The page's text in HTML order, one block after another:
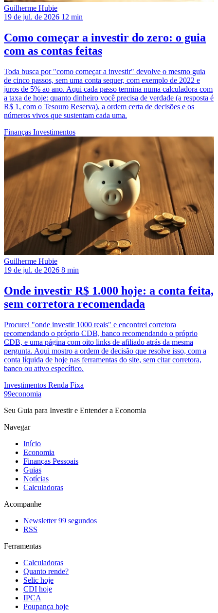
Guilherme Hubie
19 de jul. de 2026 12 min
Como começar a investir do zero: o guia
com as contas feitas
Toda busca por "como começar a investir" devolve o mesmo guia
de cinco passos, sem uma conta sequer, com exemplo de 2022 e
juros de 5% ao ano. Aqui cada passo termina numa calculadora com
a taxa de hoje: quanto dinheiro você precisa de verdade (a resposta é
R$ 1, com o Tesouro Reserva), a ordem certa de decisões e os
números vivos que sustentam cada uma.
Finanças Investimentos
Guilherme Hubie
19 de jul. de 2026 8 min
Onde investir R$ 1.000 hoje: a conta feita,
sem corretora recomendada
Procurei "onde investir 1000 reais" e encontrei corretora
recomendando o próprio CDB, banco recomendando o próprio
CDB, e uma página com oito links de afiliado atrás da mesma
pergunta. Aqui mostro a ordem de decisão que resolve isso, com a
conta líquida de hoje nas ferramentas do site, sem citar corretora,
banco ou ativo específico.
Investimentos Renda Fixa
99economia
Seu Guia para Investir e Entender a Economia
Navegar
Início
Economia
Finanças Pessoais
Guias
Notícias
Calculadoras
Acompanhe
Newsletter 99 segundos
RSS
Ferramentas
Calculadoras
Quanto rende?
Selic hoje
CDI hoje
IPCA
Poupança hoje